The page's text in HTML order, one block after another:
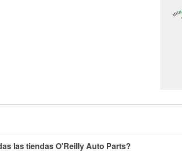
las tiendas O'Reilly Auto Parts?